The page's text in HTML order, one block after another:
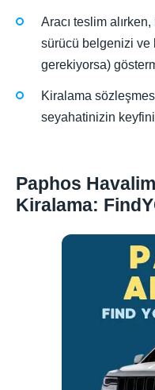
Aracı teslim
sürücü belgenizi ve
gerekiyorsa)
Kiralama
seyahatinizin keyfini
Paphos
Kiralama: